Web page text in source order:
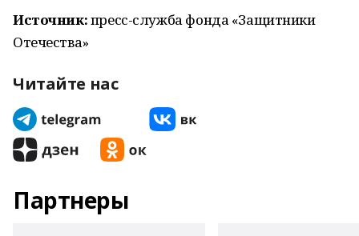
Источник:пресс-служба фонда «Защитники
Отечества»
Читайте нас
Партнеры